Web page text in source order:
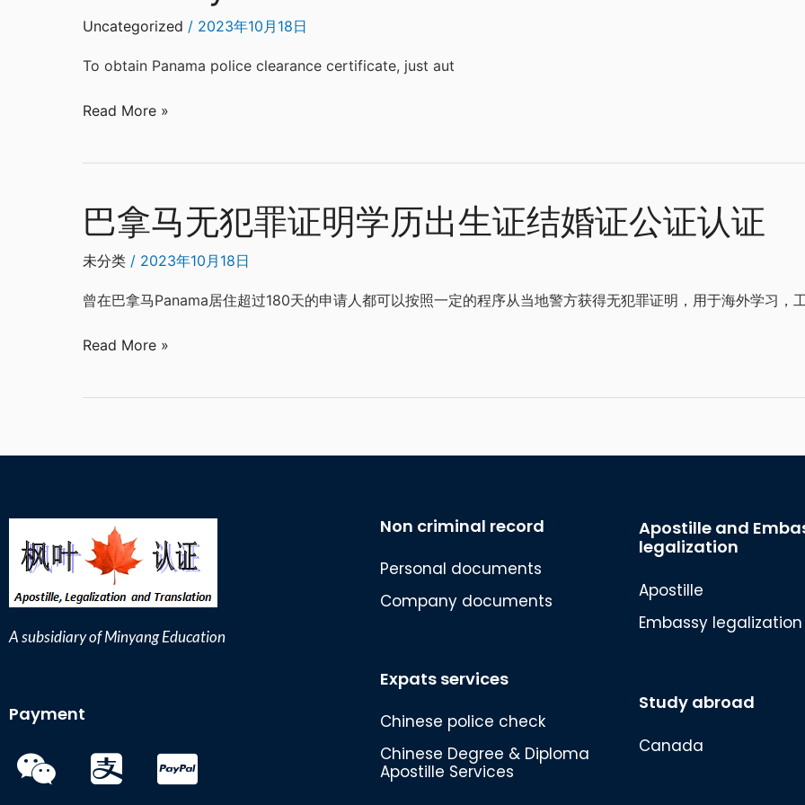
结
证
证
证
Uncategorized / 2023年10月18日
To obtain Panama police clearance certificate, just aut
authentication
embassy
Read More »
巴拿马无犯罪证明学历出生证结婚证公证认证
未分类 / 2023年10月18日
曾在巴拿马Panama居住超过180天的申请人都可以按照一定的程序从当地警方获得无犯罪证明，用于海外学习，
巴
拿
马
犯
证
学
结
婚
证
证
认
Read More »
A subsidiary of Minyang Education
Payment
Non criminal record
Personal documents
Company documents
Expats services
Chinese police check
Chinese Degree & Diploma
Apostille Services
Apostille and
legalization
Apostille
Embassy legalization
Study abroad
Canada